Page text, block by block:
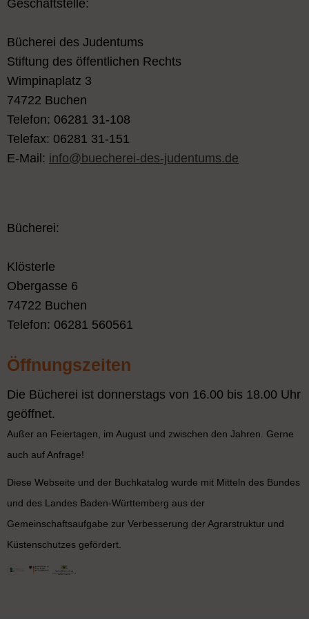
Geschäftstelle:
Bücherei des Judentums
Stiftung des öffentlichen Rechts
Wimpinaplatz 3
74722 Buchen
Telefon: 06281 31-108
Telefax: 06281 31-151
E-Mail: info@buecherei-des-judentums.de
Bücherei:
Klösterle
Obergasse 6
74722 Buchen
Telefon: 06281 560561
Öffnungszeiten
Die Bücherei ist donnerstags von 16.00 bis 18.00 Uhr
geöffnet.
Außer an Feiertagen, im August und zwischen den Jahren. Gerne
auch auf Anfrage!
Diese Webseite und der Buchkatalog wurde mit Mitteln des Bundes
und des Landes Baden-Württemberg aus der
Gemeinschaftsaufgabe zur Verbesserung der Agrarstruktur und
Küstenschutzes gefördert.